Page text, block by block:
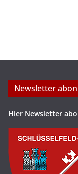
Newsletter
Hier Newsletter